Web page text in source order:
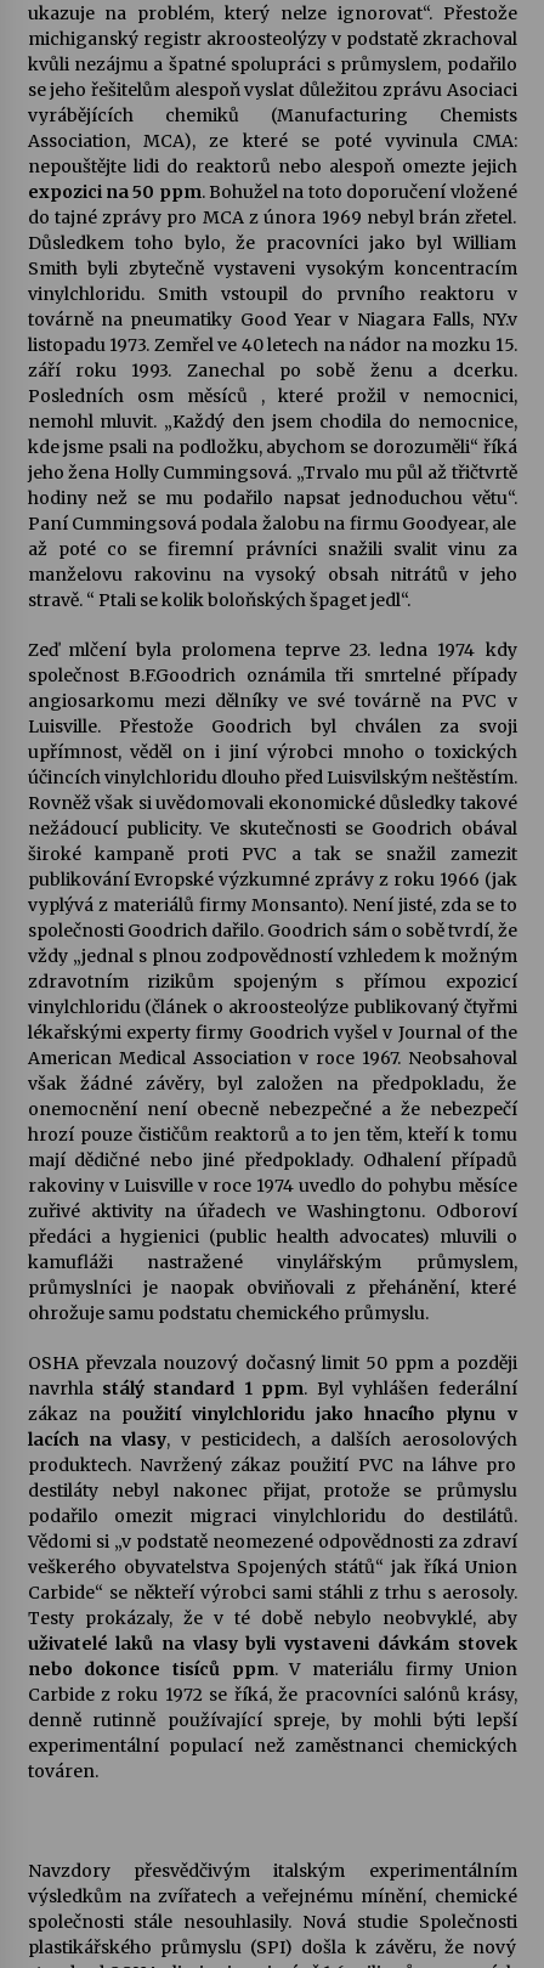
ukazuje na problém, který nelze ignorovat“. Přestože
michiganský registr akroosteolýzy v podstatě zkrachoval
kvůli nezájmu a špatné spolupráci s průmyslem, podařilo
se jeho řešitelům alespoň vyslat důležitou zprávu Asociaci
vyrábějících chemiků (Manufacturing Chemists
Association, MCA), ze které se poté vyvinula CMA:
nepouštějte lidi do reaktorů nebo alespoň omezte jejich
expozici na 50 ppm. Bohužel na toto doporučení vložené
do tajné zprávy pro MCA z února 1969 nebyl brán zřetel.
Důsledkem toho bylo, že pracovníci jako byl William
Smith byli zbytečně vystaveni vysokým koncentracím
vinylchloridu. Smith vstoupil do prvního reaktoru v
továrně na pneumatiky Good Year v Niagara Falls, NY.v
listopadu 1973. Zemřel ve 40 letech na nádor na mozku 15.
září roku 1993. Zanechal po sobě ženu a dcerku.
Posledních osm měsíců , které prožil v nemocnici,
nemohl mluvit. „Každý den jsem chodila do nemocnice,
kde jsme psali na podložku, abychom se dorozuměli“ říká
jeho žena Holly Cummingsová. „Trvalo mu půl až třičtvrtě
hodiny než se mu podařilo napsat jednoduchou větu“.
Paní Cummingsová podala žalobu na firmu Goodyear, ale
až poté co se firemní právníci snažili svalit vinu za
manželovu rakovinu na vysoký obsah nitrátů v jeho
stravě. “ Ptali se kolik boloňských špaget jedl“.
Zeď mlčení byla prolomena teprve 23. ledna 1974 kdy
společnost B.F.Goodrich oznámila tři smrtelné případy
angiosarkomu mezi dělníky ve své továrně na PVC v
Luisville. Přestože Goodrich byl chválen za svoji
upřímnost, věděl on i jiní výrobci mnoho o toxických
účincích vinylchloridu dlouho před Luisvilským neštěstím.
Rovněž však si uvědomovali ekonomické důsledky takové
nežádoucí publicity. Ve skutečnosti se Goodrich obával
široké kampaně proti PVC a tak se snažil zamezit
publikování Evropské výzkumné zprávy z roku 1966 (jak
vyplývá z materiálů firmy Monsanto). Není jisté, zda se to
společnosti Goodrich dařilo. Goodrich sám o sobě tvrdí, že
vždy „jednal s plnou zodpovědností vzhledem k možným
zdravotním rizikům spojeným s přímou expozicí
vinylchloridu (článek o akroosteolýze publikovaný čtyřmi
lékařskými experty firmy Goodrich vyšel v Journal of the
American Medical Association v roce 1967. Neobsahoval
však žádné závěry, byl založen na předpokladu, že
onemocnění není obecně nebezpečné a že nebezpečí
hrozí pouze čističům reaktorů a to jen těm, kteří k tomu
mají dědičné nebo jiné předpoklady. Odhalení případů
rakoviny v Luisville v roce 1974 uvedlo do pohybu měsíce
zuřivé aktivity na úřadech ve Washingtonu. Odboroví
předáci a hygienici (public health advocates) mluvili o
kamufláži nastražené vinylářským průmyslem,
průmyslníci je naopak obviňovali z přehánění, které
ohrožuje samu podstatu chemického průmyslu.
OSHA převzala nouzový dočasný limit 50 ppm a později
navrhla stálý standard 1 ppm. Byl vyhlášen federální
zákaz na použití vinylchloridu jako hnacího plynu v
lacích na vlasy, v pesticidech, a dalších aerosolových
produktech. Navržený zákaz použití PVC na láhve pro
destiláty nebyl nakonec přijat, protože se průmyslu
podařilo omezit migraci vinylchloridu do destilátů.
Vědomi si „v podstatě neomezené odpovědnosti za zdraví
veškerého obyvatelstva Spojených států“ jak říká Union
Carbide“ se někteří výrobci sami stáhli z trhu s aerosoly.
Testy prokázaly, že v té době nebylo neobvyklé, aby
uživatelé laků na vlasy byli vystaveni dávkám stovek
nebo dokonce tisíců ppm. V materiálu firmy Union
Carbide z roku 1972 se říká, že pracovníci salónů krásy,
denně rutinně používající spreje, by mohli býti lepší
experimentální populací než zaměstnanci chemických
továren.
Navzdory přesvědčivým italským experimentálním
výsledkům na zvířatech a veřejnému mínění, chemické
společnosti stále nesouhlasily. Nová studie Společnosti
plastikářského průmyslu (SPI) došla k závěru, že nový